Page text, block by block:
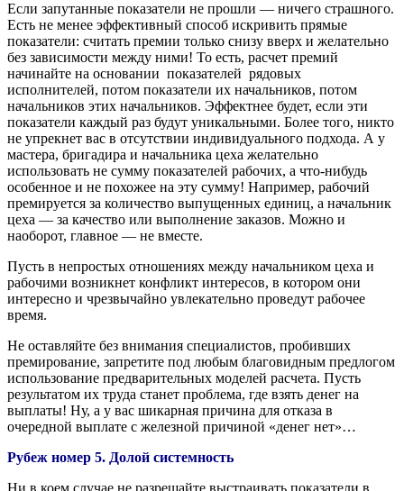
Если запутанные показатели не прошли — ничего страшного.
Есть не менее эффективный способ искривить прямые
показатели: считать премии только снизу вверх и желательно
без зависимости между ними! То есть, расчет премий
начинайте на основании показателей рядовых
исполнителей, потом показатели их начальников, потом
начальников этих начальников. Эффектнее будет, если эти
показатели каждый раз будут уникальными. Более того, никто
не упрекнет вас в отсутствии индивидуального подхода. А у
мастера, бригадира и начальника цеха желательно
использовать не сумму показателей рабочих, а что-нибудь
особенное и не похожее на эту сумму! Например, рабочий
премируется за количество выпущенных единиц, а начальник
цеха — за качество или выполнение заказов. Можно и
наоборот, главное — не вместе.
Пусть в непростых отношениях между начальником цеха и
рабочими возникнет конфликт интересов, в котором они
интересно и чрезвычайно увлекательно проведут рабочее
время.
Не оставляйте без внимания специалистов, пробивших
премирование, запретите под любым благовидным предлогом
использование предварительных моделей расчета. Пусть
результатом их труда станет проблема, где взять денег на
выплаты! Ну, а у вас шикарная причина для отказа в
очередной выплате с железной причиной «денег нет»…
Рубеж номер 5. Долой системность
Ни в коем случае не разрешайте выстраивать показатели в